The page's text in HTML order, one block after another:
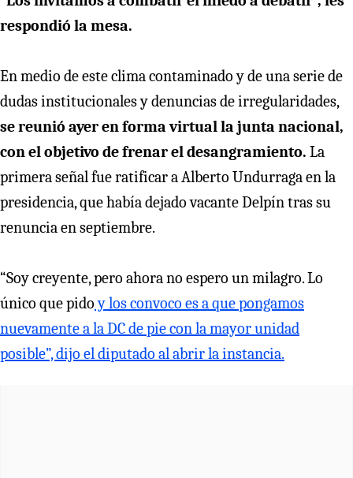
respondió la mesa.
En medio de este clima contaminado y de una serie de
dudas institucionales y denuncias de irregularidades,
se reunió ayer en forma virtual la junta nacional,
con el objetivo de frenar el desangramiento. La
primera señal fue ratificar a Alberto Undurraga en la
presidencia, que había dejado vacante Delpín tras su
renuncia en septiembre.
“Soy creyente, pero ahora no espero un milagro. Lo
único que pidoy los convoco es a que pongamos
nuevamente a la DC de pie con la mayor unidad
posible”, dijo el diputado al abrir la instancia.